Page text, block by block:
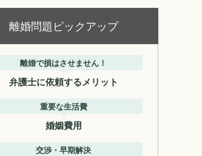
離婚問題ピックアップ
離婚で損はさせません！
弁護士に依頼するメリット
重要な生活費
婚姻費用
交渉・早期解決